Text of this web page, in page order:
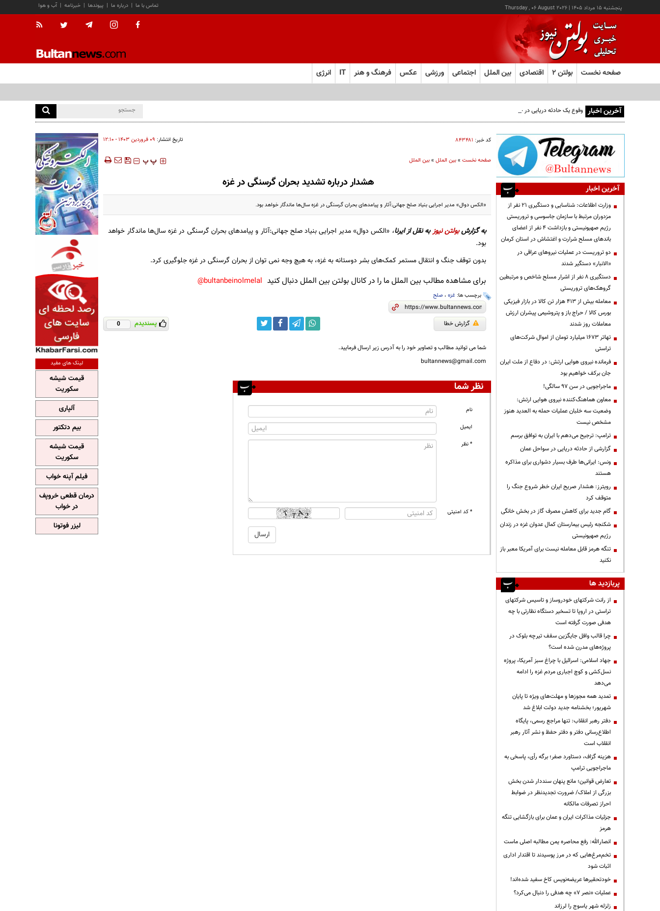
پنجشنبه ۱۵ مرداد ۱۴۰۵ |
Thursday , 06 August 2026 آب و هوا | خبرنامه | پیوندها | درباره ما | تماس با ما
صفحه نخست بولتن ۲ اقتصادی بین الملل اجتماعی ورزشی عکس فرهنگ و هنر IT انرژی
آخرین اخبار وقوع یک حادثه دریایی در جنوب شرق عدن
کد خبر: ۸۴۳۴۸۱ تاریخ انتشار: ۰۹ فروردين ۱۴۰۳ - ۱۲:۱۰
صفحه نخست»بین الملل»بین الملل ‍‍‍ پ پ
هشدار درباره تشدید بحران گرسنگی در غزه
«الکس دوال» مدیر اجرایی بنیاد صلح جهانی:آثار و پیامدهای بحران گرسنگی در غزه سال‌ها ماندگار خواهد بود.
به گزارشبولتن نیوزبه نقل از ایرنا، «الکس دوال» مدیر اجرایی بنیاد صلح جهانی:آثار و پیامدهای بحران گرسنگی در غزه سال‌ها ماندگار خواهد
بود.
بدون توقف جنگ و انتقال مستمر کمک‌های بشر دوستانه به غزه، به هیچ وجه نمی توان از بحران گرسنگی در غزه جلوگیری کرد.
برای مشاهده مطالب بین الملل ما را در کانال بولتن بین الملل دنبال کنید bultanbeinolmelal@
برچسب ها: غزه، صلح
گزارش خطا پسندیدم 0
شما می توانید مطالب و تصاویر خود را به آدرس زیر ارسال فرمایید.
bultannews@gmail.com
نظر شما
نام
ایمیل
* نظر
* کد امنیتی
آخرین اخبار
وزارت اطلاعات: شناسایی و دستگیری ۲۱ نفر از
مزدوران مرتبط با سازمان جاسوسی و تروریستی
رژیم صهیونیستی و بازداشت ۴ نفر از اعضای
باندهای مسلح شرارت و اغتشاش در استان کرمان
دو تروریست در عملیات نیروهای عراقی در
«الانبار» دستگیر شدند
دستگیری ۸ نفر از اشرار مسلح شاخص و مرتبطین
گروهک‌های تروریستی
معامله بیش از ۴۱۳ هزار تن کالا در بازار فیزیکی
بورس کالا / حراج باز و پتروشیمی پیشران ارزش
معاملات روز شدند
تهاتر ۱۶۷۳ میلیارد تومان از اموال شرکت‌های
تراستی
فرمانده نیروی هوایی ارتش: در دفاع از ملت ایران
جان برکف خواهیم بود
ماجراجویی در سن ۹۷ سالگی!
معاون هماهنگ‌کننده نیروی هوایی ارتش:
وضعیت سه خلبان عملیات حمله به العدید هنوز
مشخص نیست
ترامپ: ترجیح می‌دهم با ایران به توافق برسم
گزارشی از حادثه دریایی در سواحل عمان
ونس: ایرانی‌ها طرف بسیار دشواری برای مذاکره
هستند
رویترز: هشدار صریح ایران خطر شروع جنگ را
متوقف کرد
گام جدید برای کاهش مصرف گاز در بخش خانگی
شکنجه رئیس بیمارستان کمال عدوان غزه در زندان
رژیم صهیونیستی
تنگه هرمز قابل معامله نیست برای آمریکا معبر باز
نکنید
پربازدید ها
از رانت‌ شرکتهای خودروساز و تاسیس شرکتهای
تراستی در اروپا تا تسخیر دستگاه نظارتی با چه
هدفی صورت گرفته است
چرا قالب وافل جایگزین سقف تیرچه بلوک در
پروژه‌های مدرن شده است؟
جهاد اسلامی: اسرائیل با چراغ سبز آمریکا، پروژه
نسل‌کشی و کوچ اجباری مردم غزه را ادامه
می‌دهد
تمدید همه مجوزها و مهلت‌های ویژه تا پایان
شهریور؛ بخشنامه جدید دولت ابلاغ شد
دفتر رهبر انقلاب: تنها مراجع رسمی، پایگاه
اطلاع‌رسانی دفتر و دفتر حفظ و نشر آثار رهبر
انقلاب است
هزینه گزاف، دستاورد صفر؛ برگه رأی، پاسخی به
ماجراجویی ترامپ
تعارض قوانین؛ مانع پنهان سنددار شدن بخش
بزرگی از املاک/ ضرورت تجدیدنظر در ضوابط
احراز تصرفات مالکانه
جزئیات مذاکرات ایران و عمان برای بازگشایی تنگه
هرمز
انصارالله: رفع محاصره یمن مطالبه اصلی ماست
تخم‌مرغ‌هایی که در مرز پوسیدند تا اقتدار اداری
اثبات شود
خودتحقیرها عریضه‌نویس کاخ سفید شده‌اند!
عملیات «نصر ۷» چه هدفی را دنبال می‌کرد؟
زلزله شهر یاسوج را لرزاند
لینک های مفید
قیمت شیشه
سکوریت
آلپاری
بیم دتکتور
قیمت شیشه
سکوریت
فیلم آپنه خواب
درمان قطعی خروپف
در خواب
لیزر فوتونا